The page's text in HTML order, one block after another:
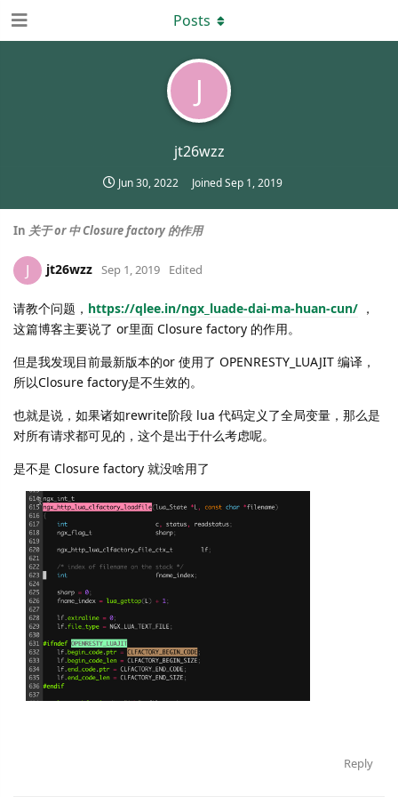
J
jt26wzz
Jun 30, 2022 JoinedSep 1, 2019
Posts
In 关于 or 中 Closure factory 的作用
J jt26wzz Sep 1, 2019 Edited
请教个问题， https://qlee.in/ngx_luade-dai-ma-huan-cun/ ，
这篇博客主要说了 or里面 Closure factory 的作用。
但是我发现目前最新版本的or 使用了 OPENRESTY_LUAJIT 编译，
所以Closure factory是不生效的。
也就是说，如果诸如rewrite阶段 lua 代码定义了全局变量，那么是
对所有请求都可见的，这个是出于什么考虑呢。
是不是 Closure factory 就没啥用了
Reply